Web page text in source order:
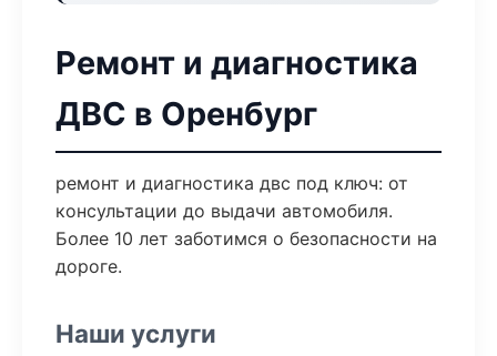
Ремонт и диагностика
ДВС в Оренбург
ремонт и диагностика двс под ключ: от
консультации до выдачи автомобиля.
Более 10 лет заботимся о безопасности на
дороге.
Наши услуги